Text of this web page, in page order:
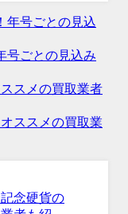
号ごとの見込み
スメの買取業者